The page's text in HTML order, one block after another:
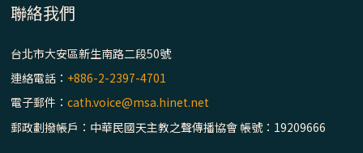
「禧年 來~」第十三集：論《在希望中得救》
通諭中的「希望」 / 台南中華聖母主教座堂
(下)
聯絡我們
台北市大安區新生南路二段50號
連絡電話： +886-2-2397-4701
電子郵件：cath.voice@msa.hinet.net
郵政劃撥帳戶：中華民國天主教之聲傳播協會 帳號：19209666